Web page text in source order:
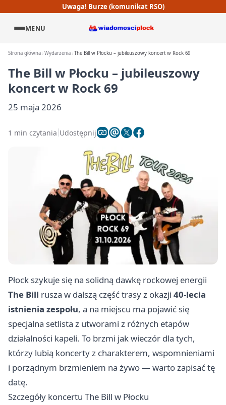
Uwaga! Burze (komunikat RSO)
MENU
Strona główna Wydarzenia The Bill w Płocku – jubileuszowy koncert w Rock 69
The Bill w Płocku – jubileuszowy
koncert w Rock 69
25 maja 2026
1 min czytania Udostępnij
Płock szykuje się na solidną dawkę rockowej energii
The Bill rusza w dalszą część trasy z okazji 40-lecia
istnienia zespołu, a na miejscu ma pojawić się
specjalna setlista z utworami z różnych etapów
działalności kapeli. To brzmi jak wieczór dla tych,
którzy lubią koncerty z charakterem, wspomnieniami
i porządnym brzmieniem na żywo — warto zapisać tę
datę.
Szczegóły koncertu The Bill w Płocku